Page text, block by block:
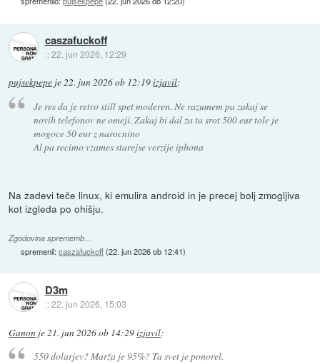
caszafuckoff
::22. jun 2026, 12:29
pujsekpepe je22. jun 2026 ob 12:19izjavil:
Je res da je retro still spet moderen. Ne razumem pa zakaj se
novih telefonov ne omeji. Zakaj bi dal za ta srot 500 eur tole je
mogoce 50 eur z narocnino
Al pa recimo vzames starejse verzije iphona
Na zadevi teče linux, ki emulira android in je precej bolj zmogljiva
kot izgleda po ohišju.
Zgodovina sprememb…
spremenil:caszafuckoff(22. jun 2026 ob 12:41)
D3m
::22. jun 2026, 15:03
Ganon je21. jun 2026 ob 14:29izjavil:
550 dolarjev? Marža je 95%? Ta svet je ponorel.